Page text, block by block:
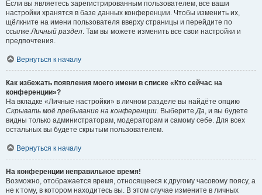
Если вы являетесь зарегистрированным пользователем, все ваши
настройки хранятся в базе данных конференции. Чтобы изменить их,
щёлкните на имени пользователя вверху страницы и перейдите по
ссылкеЛичный раздел. Там вы можете изменить все свои настройки и
предпочтения.
Вернуться к началу
Как избежать появления моего имени в списке «Кто сейчас на
конференции»?
На вкладке «Личные настройки» в личном разделе вы найдёте опцию
Скрывать моё пребывание на конференции. ВыберитеДа, и вы будете
видны только администраторам, модераторам и самому себе. Для всех
остальных вы будете скрытым пользователем.
Вернуться к началу
На конференции неправильное время!
Возможно, отображается время, относящееся к другому часовому поясу, а
не к тому, в котором находитесь вы. В этом случае измените в личных